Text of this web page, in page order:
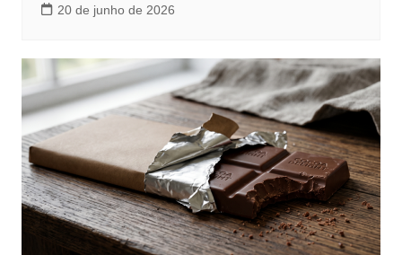
20 de junho de 2026